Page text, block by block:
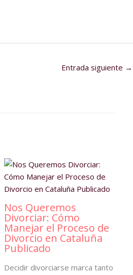
Entrada siguiente →
Nos Queremos
Divorciar: Cómo
Manejar el Proceso de
Divorcio en Cataluña
Publicado
Decidir divorciarse marca tanto